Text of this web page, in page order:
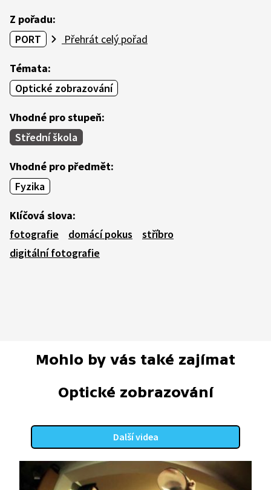
Z pořadu:
PORT
Přehrát celý pořad
Témata:
Optické zobrazování
Vhodné pro stupeň:
Střední škola
Vhodné pro předmět:
Fyzika
Klíčová slova:
fotografie
domácí pokus
stříbro
digitální fotografie
Mohlo by vás také zajímat
Optické zobrazování
Další videa